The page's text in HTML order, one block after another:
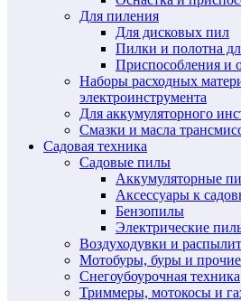
Для пиления
Для дисковых пил
Пилки и полотна
Приспособления и
Наборы расходных
электроинструмента
Для аккумуляторного
Смазки и масла
Садовая техника
Садовые пилы
Аккумуляторные
Аксессуары к
Бензопилы
Электрические
Воздуходувки и
Мотобуры, буры и
Снегоубоурочная техника
Триммеры, мотокосы и